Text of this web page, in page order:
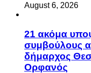
August 6, 2026
21 ακόμα
συμβούλους
δήμαρχος
Ορφανός